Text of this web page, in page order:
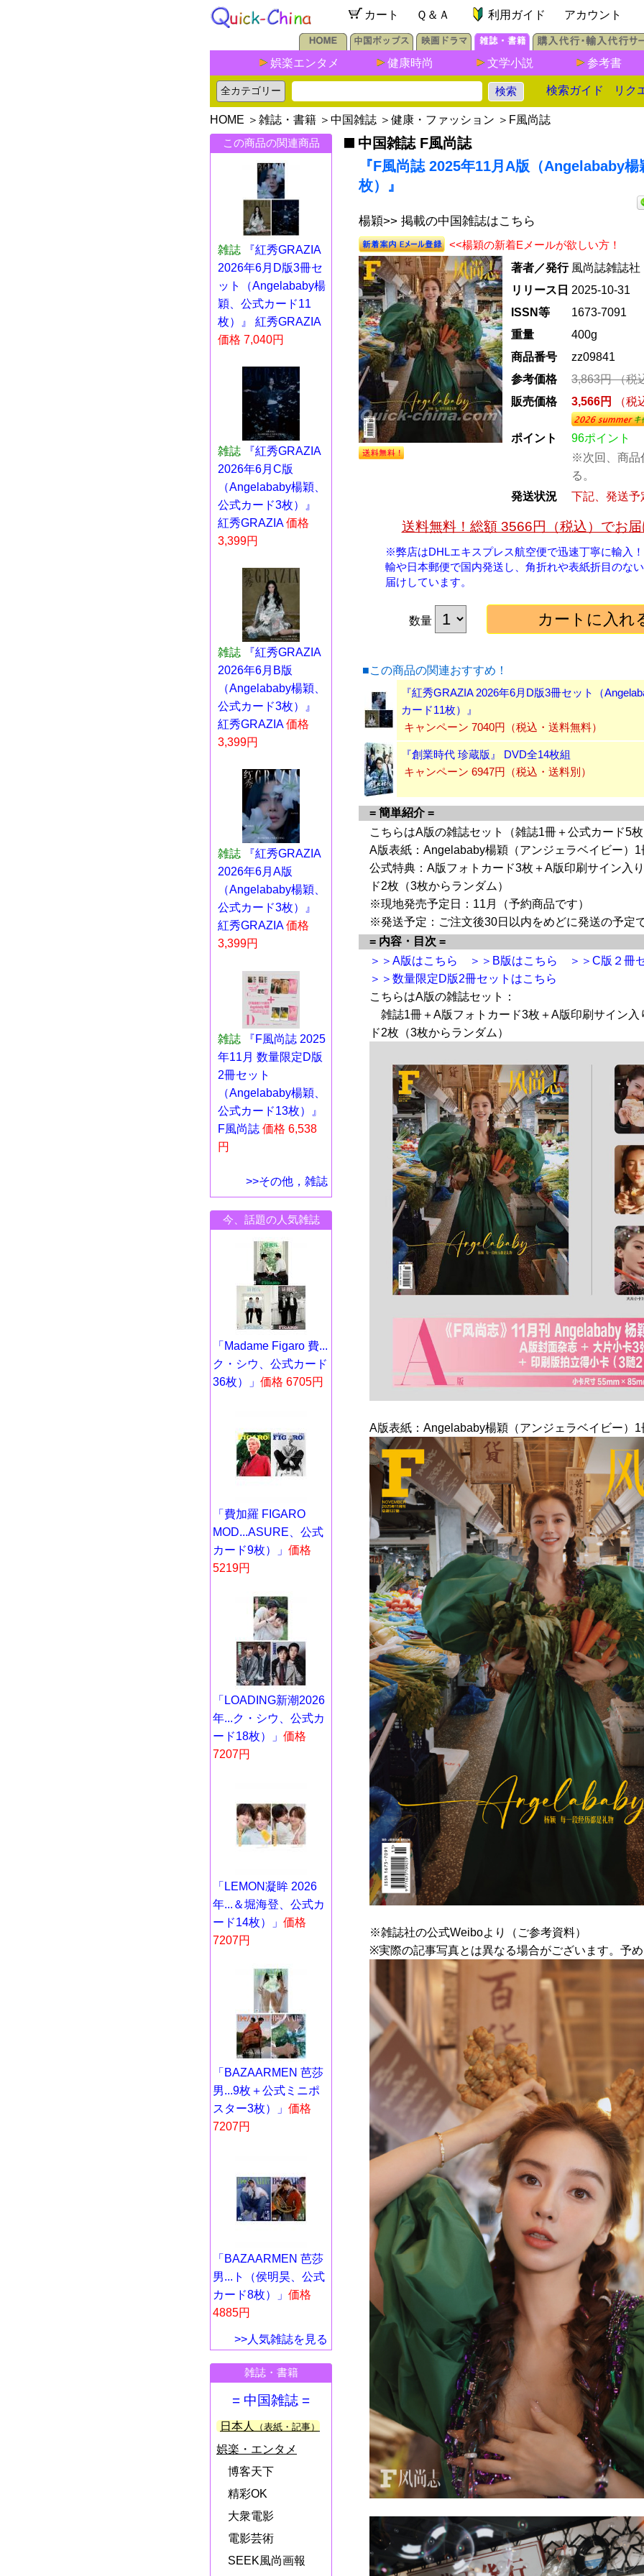
カート Ｑ＆Ａ 利用ガイド アカウント
娯楽エンタメ 健康時尚 文学小説 参考書
検索ガイド リク
HOME ＞ 雑誌・書籍 ＞ 中国雑誌 ＞ 健康・ファッション ＞ F風尚誌
この商品の関連商品
雑誌
『紅秀GRAZIA
2026年6月D版3冊セ
ット（Angelababy楊
穎、公式カード11
枚）』 紅秀GRAZIA
価格 7,040円
雑誌
『紅秀GRAZIA
2026年6月C版
（Angelababy楊穎、
公式カード3枚）』
紅秀GRAZIA 価格
3,399円
雑誌
『紅秀GRAZIA
2026年6月B版
（Angelababy楊穎、
公式カード3枚）』
紅秀GRAZIA 価格
3,399円
雑誌
『紅秀GRAZIA
2026年6月A版
（Angelababy楊穎、
公式カード3枚）』
紅秀GRAZIA 価格
3,399円
雑誌
『F風尚誌 2025
年11月 数量限定D版
2冊セット
（Angelababy楊穎、
公式カード13枚）』
F風尚誌 価格 6,538
円
>>その他，雑誌
今、話題の人気雑誌
「Madame Figaro 費...
ク・シウ、公式カード
36枚）」 価格 6705円
「費加羅 FIGARO
MOD...ASURE、公式
カード9枚）」 価格
5219円
「LOADING新潮2026
年...ク・シウ、公式カ
ード18枚）」 価格
7207円
「LEMON凝眸 2026
年...＆堀海登、公式カ
ード14枚）」 価格
7207円
「BAZAARMEN 芭莎
男...9枚＋公式ミニポ
スター3枚）」 価格
7207円
「BAZAARMEN 芭莎
男...ト（侯明昊、公式
カード8枚）」 価格
4885円
>>人気雑誌を見る
雑誌・書籍
= 中国雑誌 =
日本人 （表紙・記事）
娯楽・エンタメ
博客天下
精彩OK
大衆電影
電影芸術
SEEK風尚画報
中国雑誌 F風尚誌
『F風尚誌 2025年11月A版（Angelababy
枚）』
楊穎>> 掲載の中国雑誌はこちら
<<楊穎の新着Eメールが欲しい方！
著者／発行 風尚誌雑誌社
リリース日 2025-10-31
ISSN等
1673-7091
重量
400g
商品番号
zz09841
参考価格
3,863円（税
販売価格
3,566円 （
ポイント
96ポイント
※次回、商品
る。
発送状況
下記、発送予
送料無料！総額 3566円（税込）でお
※弊店はDHLエキスプレス航空便で迅速丁寧に輸入
輸や日本郵便で国内発送し、角折れや表紙折目のな
届けしています。
数量
■この商品の関連おすすめ！
『紅秀GRAZIA 2026年6月D版3冊セット（
カード11枚）』
キャンペーン 7040円（税込・送料無料）
『創業時代 珍蔵版』 DVD全14枚組
キャンペーン 6947円（税込・送料別）
= 簡単紹介 =
こちらはA版の雑誌セット（雑誌1冊＋公式カード5
A版表紙：Angelababy楊穎（アンジェラベイビー）1
公式特典：A版フォトカード3枚＋A版印刷サイン入
ド2枚（3枚からランダム）
※現地発売予定日：11月（予約商品です）
※発送予定：ご注文後30日以内をめどに発送の予定
= 内容・目次 =
＞＞A版はこちら
＞＞B版はこちら
＞＞C版２冊
＞＞数量限定D版2冊セットはこちら
こちらはA版の雑誌セット：
雑誌1冊＋A版フォトカード3枚＋A版印刷サイン入
ド2枚（3枚からランダム）
A版表紙：Angelababy楊穎（アンジェラベイビー）1
※雑誌社の公式Weiboより（ご参考資料）
※実際の記事写真とは異なる場合がございます。予